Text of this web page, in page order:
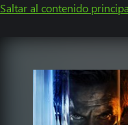
Saltar al contenido